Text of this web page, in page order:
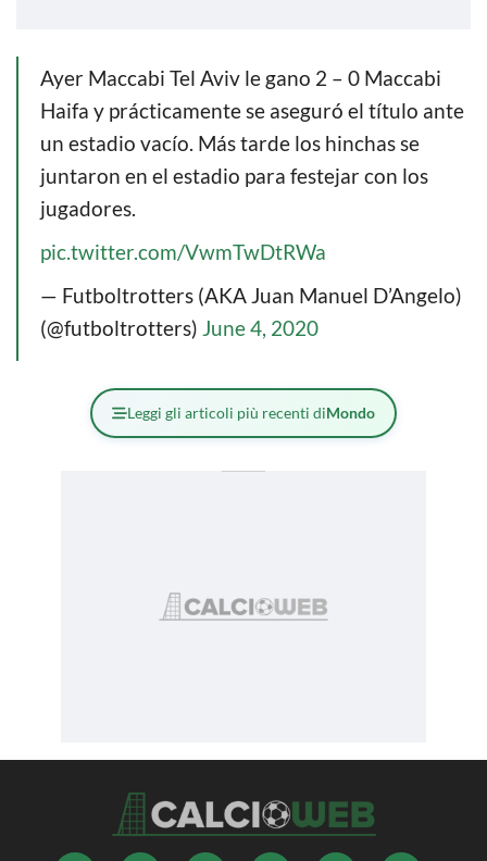
Ayer Maccabi Tel Aviv le gano 2 – 0 Maccabi
Haifa y prácticamente se aseguró el título ante
un estadio vacío. Más tarde los hinchas se
juntaron en el estadio para festejar con los
jugadores.
pic.twitter.com/VwmTwDtRWa
— Futboltrotters (AKA Juan Manuel D’Angelo)
(@futboltrotters) June 4, 2020
Leggi gli articoli più recenti diMondo